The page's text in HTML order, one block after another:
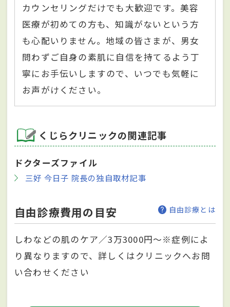
カウンセリングだけでも大歓迎です。美容
医療が初めての方も、知識がないという方
も心配いりません。地域の皆さまが、男女
問わずご自身の素肌に自信を持てるよう丁
寧にお手伝いしますので、いつでも気軽に
お声がけください。
くじらクリニックの関連記事
ドクターズファイル
三好 今日子 院長の独自取材記事
自由診療費用の目安 自由診療とは
しわなどの肌のケア／3万3000円～※症例によ
り異なりますので、詳しくはクリニックへお問
い合わせください